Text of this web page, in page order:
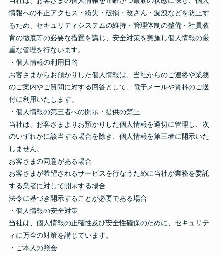
情報への不正アクセス・紛失・破損・改ざん・漏洩などを防止す
るため、セキュリティシステムの維持・管理体制の整備・社員教
育の徹底等の必要な措置を講じ、安全対策を実施し個人情報の厳
重な管理を行ないます。
・個人情報の利用目的
お客さまからお預かりした個人情報は、当社からのご連絡や業務
のご案内やご質問に対する回答として、電子メールや資料のご送
付に利用いたします。
・個人情報の第三者への開示・提供の禁止
当社は、お客さまよりお預かりした個人情報を適切に管理し、次
のいずれかに該当する場合を除き、個人情報を第三者に開示いた
しません。
お客さまの同意がある場合
お客さまが希望されるサービスを行なうために当社が業務を委託
する業者に対して開示する場合
法令に基づき開示することが必要である場合
・個人情報の安全対策
当社は、個人情報の正確性及び安全性確保のために、セキュリテ
ィに万全の対策を講じています。
・ご本人の照会